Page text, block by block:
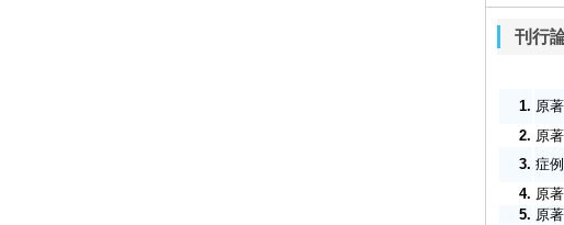
刊行
1. 原
2. 原
3. 症
4. 原
5. 原